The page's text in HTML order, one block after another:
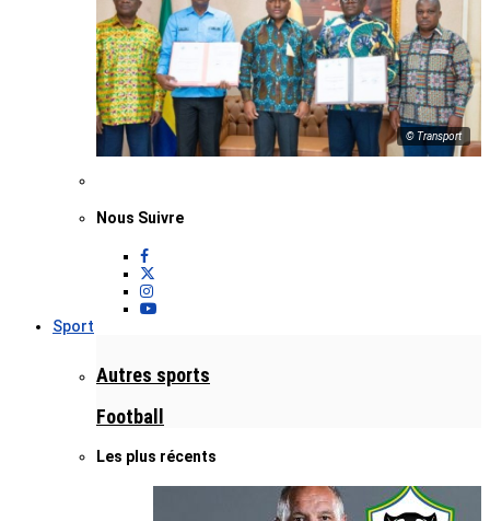
© Transport
Nous Suivre
Sport
Autres sports
Football
Les plus récents